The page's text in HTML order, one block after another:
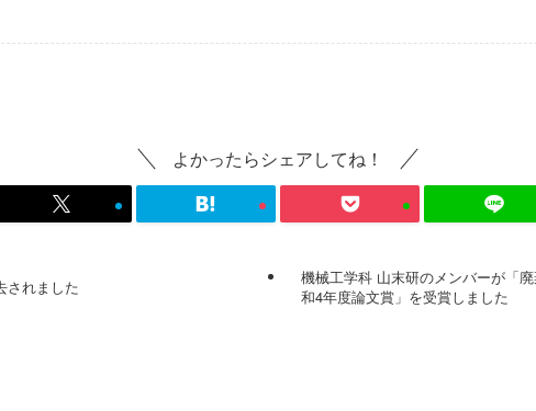
よかったらシェアしてね！
されました
機械工学科 山末研のメンバーが「
和4年度論文賞」を受賞しました